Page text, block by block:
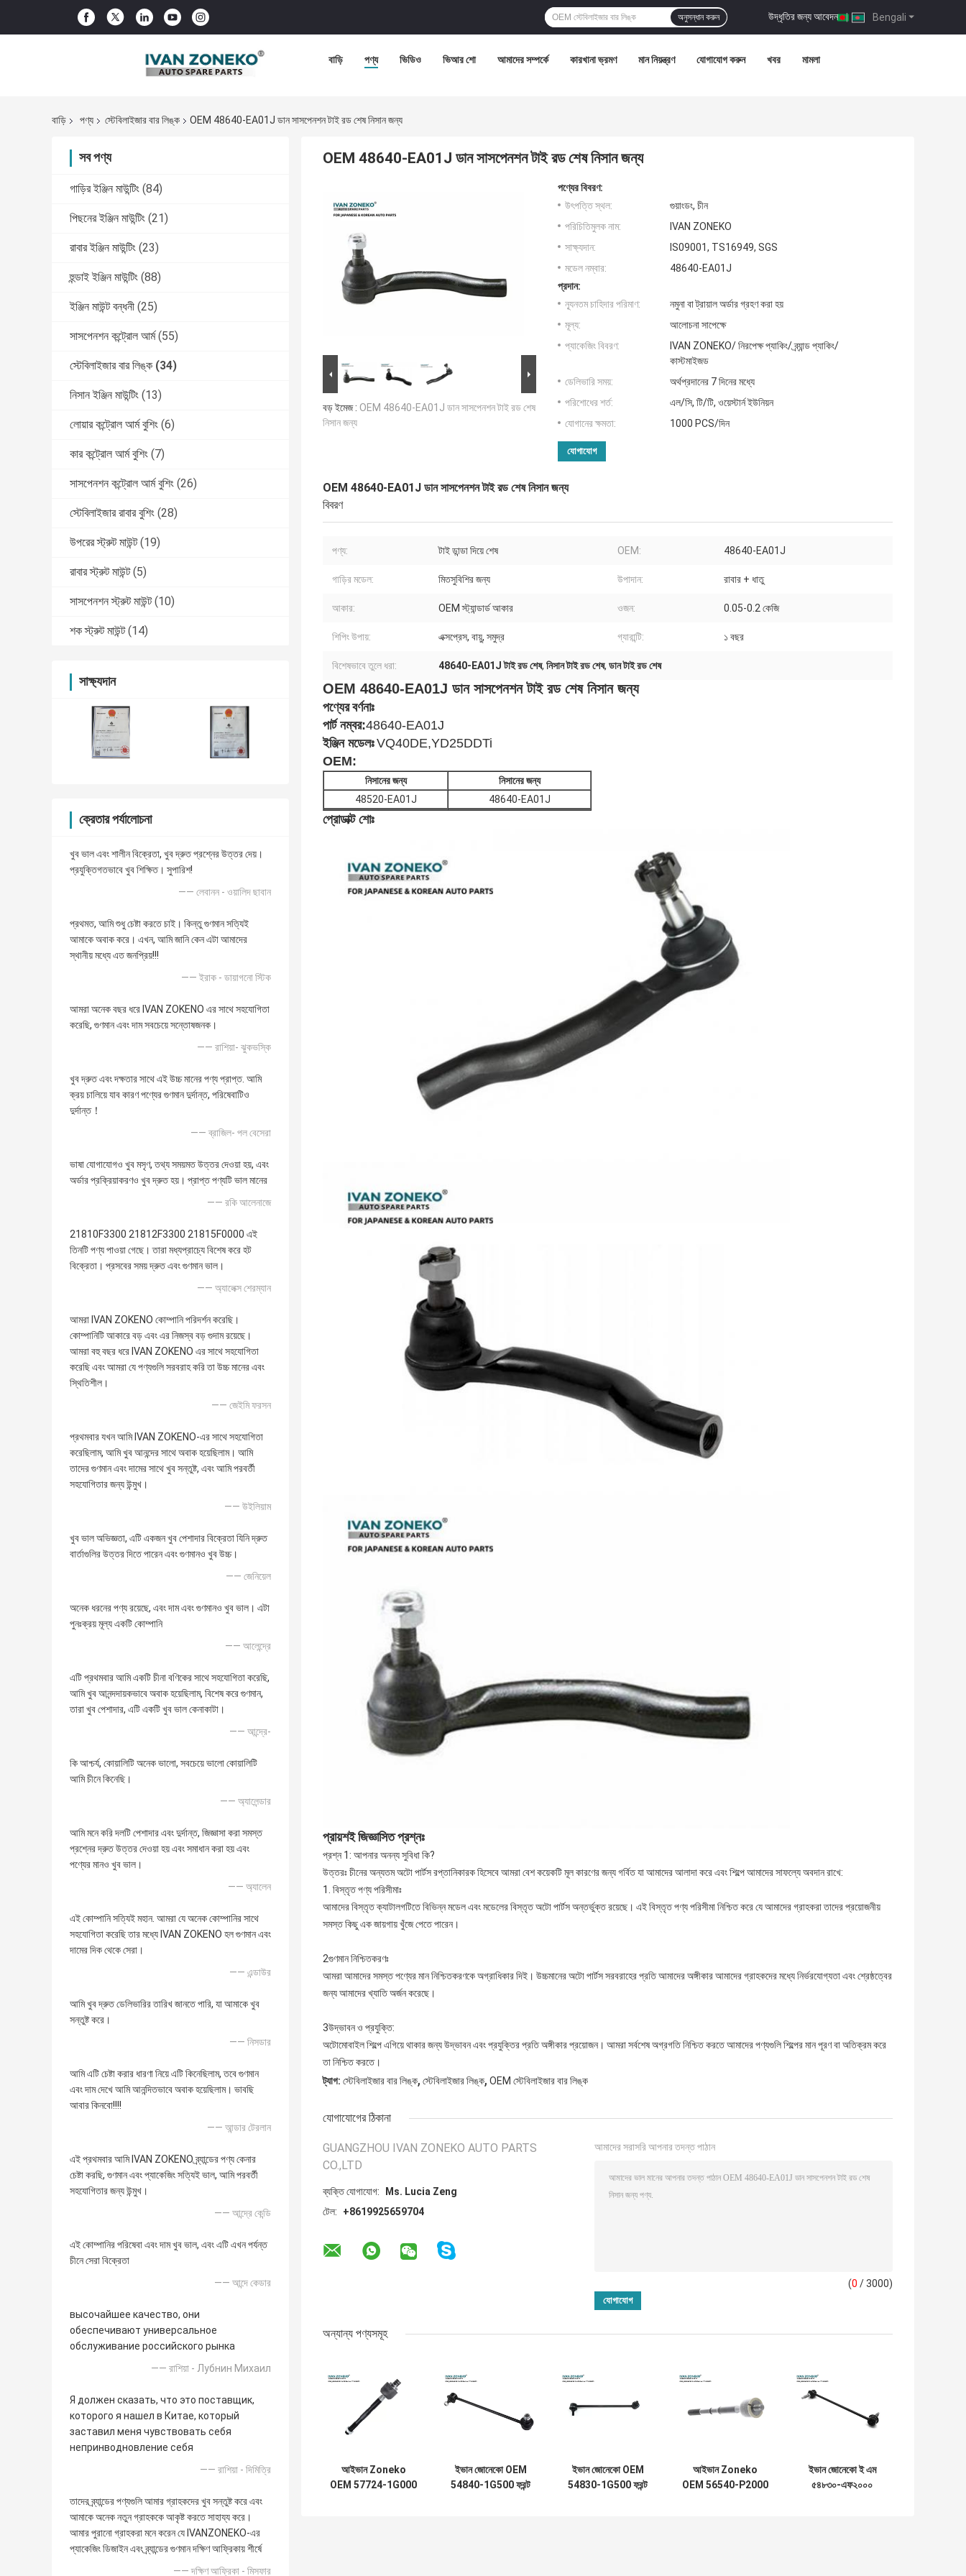
Bengali
উদ্ধৃতির জন্য আবেদন |
অনুসন্ধান করুন
বাড়ি পণ্য ভিডিও ভিআর শো আমাদের সম্পর্কে কারখানা ভ্রমণ মান নিয়ন্ত্রণ যোগাযোগ করুন খবর মামলা
বাড়ি পণ্য স্টেবিলাইজার বার লিঙ্ক OEM 48640-EA01J ডান সাসপেনশন টাই রড শেষ নিসান জন্য
সব পণ্য
গাড়ির ইঞ্জিন মাউন্টিং (84)
পিছনের ইঞ্জিন মাউন্টিং (21)
রাবার ইঞ্জিন মাউন্টিং (23)
হুন্ডাই ইঞ্জিন মাউন্টিং (88)
ইঞ্জিন মাউন্ট বন্ধনী (25)
সাসপেনশন কন্ট্রোল আর্ম (55)
স্টেবিলাইজার বার লিঙ্ক (34)
নিসান ইঞ্জিন মাউন্টিং (13)
লোয়ার কন্ট্রোল আর্ম বুশিং (6)
কার কন্ট্রোল আর্ম বুশিং (7)
সাসপেনশন কন্ট্রোল আর্ম বুশিং (26)
স্টেবিলাইজার রাবার বুশিং (28)
উপরের স্ট্রুট মাউন্ট (19)
রাবার স্ট্রুট মাউন্ট (5)
সাসপেনশন স্ট্রুট মাউন্ট (10)
শক স্ট্রুট মাউন্ট (14)
সাক্ষ্যদান
ক্রেতার পর্যালোচনা
খুব ভাল এবং শালীন বিক্রেতা, খুব দ্রুত প্রশ্নের উত্তর দেয়।
প্রযুক্তিগতভাবে খুব শিক্ষিত। সুপারিশ!
—— লেবানন - ওয়ালিদ ছাবান
প্রথমত, আমি শুধু চেষ্টা করতে চাই। কিন্তু গুণমান সত্যিই
আমাকে অবাক করে। এখন, আমি জানি কেন এটা আমাদের
স্থানীয় মধ্যে এত জনপ্রিয়!!!
—— ইরাক - ডায়াগনো স্টিক
আমরা অনেক বছর ধরে IVAN ZOKENO এর সাথে সহযোগিতা
করেছি, গুণমান এবং দাম সবচেয়ে সন্তোষজনক।
—— রাশিয়া- ঝুকভস্কি
খুব দ্রুত এবং দক্ষতার সাথে এই উচ্চ মানের পণ্য প্রাপ্ত. আমি
ক্রয় চালিয়ে যাব কারণ পণ্যের গুণমান দুর্দান্ত, পরিষেবাটিও
দুর্দান্ত！
—— ব্রাজিল- পল বেসেরা
ভাষা যোগাযোগও খুব মসৃণ, তথ্য সময়মত উত্তর দেওয়া হয়, এবং
অর্ডার প্রক্রিয়াকরণও খুব দ্রুত হয়। প্রাপ্ত পণ্যটি ভাল মানের
—— রকি আলেনাজে
21810F3300 21812F3300 21815F0000 এই
তিনটি পণ্য পাওয়া গেছে। তারা মধ্যপ্রাচ্যে বিশেষ করে হট
বিক্রেতা। প্রসবের সময় দ্রুত এবং গুণমান ভাল।
—— অ্যালেক্স শেরম্যান
আমরা IVAN ZOKENO কোম্পানি পরিদর্শন করেছি।
কোম্পানিটি আকারে বড় এবং এর নিজস্ব বড় গুদাম রয়েছে।
আমরা বহু বছর ধরে IVAN ZOKENO এর সাথে সহযোগিতা
করেছি এবং আমরা যে পণ্যগুলি সরবরাহ করি তা উচ্চ মানের এবং
স্থিতিশীল।
—— জেইমি ফরসন
প্রথমবার যখন আমি IVAN ZOKENO-এর সাথে সহযোগিতা
করেছিলাম, আমি খুব আনন্দের সাথে অবাক হয়েছিলাম। আমি
তাদের গুণমান এবং দামের সাথে খুব সন্তুষ্ট, এবং আমি পরবর্তী
সহযোগিতার জন্য উন্মুখ।
—— উইলিয়াম
খুব ভাল অভিজ্ঞতা, এটি একজন খুব পেশাদার বিক্রেতা যিনি দ্রুত
বার্তাগুলির উত্তর দিতে পারেন এবং গুণমানও খুব উচ্চ।
—— জেনিয়েল
অনেক ধরনের পণ্য রয়েছে, এবং দাম এবং গুণমানও খুব ভাল। এটা
পুনঃক্রয় মূল্য একটি কোম্পানি
—— আলেন্দ্রে
এটি প্রথমবার আমি একটি চীনা বণিকের সাথে সহযোগিতা করেছি,
আমি খুব আনন্দদায়কভাবে অবাক হয়েছিলাম, বিশেষ করে গুণমান,
তারা খুব পেশাদার, এটি একটি খুব ভাল কেনাকাটা।
—— আন্দ্রে-
কি আশ্চর্য, কোয়ালিটি অনেক ভালো, সবচেয়ে ভালো কোয়ালিটি
আমি চীনে কিনেছি।
—— অ্যালেন্ডার
আমি মনে করি দলটি পেশাদার এবং দুর্দান্ত, জিজ্ঞাসা করা সমস্ত
প্রশ্নের দ্রুত উত্তর দেওয়া হয় এবং সমাধান করা হয় এবং
পণ্যের মানও খুব ভাল।
—— অ্যালেন
এই কোম্পানি সত্যিই মহান. আমরা যে অনেক কোম্পানির সাথে
সহযোগিতা করেছি তার মধ্যে IVAN ZOKENO হল গুণমান এবং
দামের দিক থেকে সেরা।
—— এন্ডাউর
আমি খুব দ্রুত ডেলিভারির তারিখ জানতে পারি, যা আমাকে খুব
সন্তুষ্ট করে।
—— নিসডার
আমি এটি চেষ্টা করার ধারণা নিয়ে এটি কিনেছিলাম, তবে গুণমান
এবং দাম দেখে আমি আনন্দিতভাবে অবাক হয়েছিলাম। ভাবছি
আবার কিনবো!!!!
—— আন্ডার টেরলান
এই প্রথমবার আমি IVAN ZOKENO ব্র্যান্ডের পণ্য কেনার
চেষ্টা করছি, গুণমান এবং প্যাকেজিং সত্যিই ভাল, আমি পরবর্তী
সহযোগিতার জন্য উন্মুখ।
—— আন্দ্রে কেন্ডি
এই কোম্পানির পরিষেবা এবং দাম খুব ভাল, এবং এটি এখন পর্যন্ত
চীনে সেরা বিক্রেতা
—— আন্দে কেডার
высочайшее качество, они
обеспечивают универсальное
обслуживание российского рынка
—— রাশিয়া - Лубнин Михаил
Я должен сказать, что это поставщик,
которого я нашел в Китае, который
заставил меня чувствовать себя
непринводновление себя
—— রাশিয়া - দিমিত্রি
তাদের ব্র্যান্ডের পণ্যগুলি আমার গ্রাহকদের খুব সন্তুষ্ট করে এবং
আমাকে অনেক নতুন গ্রাহককে আকৃষ্ট করতে সাহায্য করে।
আমার পুরানো গ্রাহকরা মনে করেন যে IVANZONEKO-এর
প্যাকেজিং ডিজাইন এবং ব্র্যান্ডের গুণমান দক্ষিণ আফ্রিকায় শীর্ষে
—— দক্ষিণ আফ্রিকা - মিসফার
OEM 48640-EA01J ডান সাসপেনশন টাই রড শেষ নিসান জন্য
বড় ইমেজ : OEM 48640-EA01J ডান সাসপেনশন টাই রড শেষ
নিসান জন্য
পণ্যের বিবরণ:
উৎপত্তি স্থল:
গুয়াংডং, চীন
পরিচিতিমুলক নাম:
IVAN ZONEKO
সাক্ষ্যদান:
IS09001, TS16949, SGS
মডেল নম্বার:
48640-EA01J
প্রদান:
ন্যূনতম চাহিদার পরিমাণ:
নমুনা বা ট্রায়াল অর্ডার গ্রহণ করা হয়
মূল্য:
আলোচনা সাপেক্ষে
প্যাকেজিং বিবরণ:
IVAN ZONEKO/ নিরপেক্ষ প্যাকিং/ ব্র্যান্ড প্যাকিং/
কাস্টমাইজড
ডেলিভারি সময়:
অর্থপ্রদানের 7 দিনের মধ্যে
পরিশোধের শর্ত:
এল/সি, টি/টি, ওয়েস্টার্ন ইউনিয়ন
যোগানের ক্ষমতা:
1000 PCS/দিন
যোগাযোগ
OEM 48640-EA01J ডান সাসপেনশন টাই রড শেষ নিসান জন্য
বিবরণ
পণ্য: টাই ডান্ডা দিয়ে শেষ OEM: 48640-EA01J
গাড়ির মডেল: মিতসুবিশির জন্য উপাদান: রাবার + ধাতু
আকার: OEM স্ট্যান্ডার্ড আকার ওজন: 0.05-0.2 কেজি
শিপিং উপায়: এক্সপ্রেস, বায়ু, সমুদ্র গ্যারান্টি: ১ বছর
বিশেষভাবে তুলে ধরা: 48640-EA01J টাই রড শেষ, নিসান টাই রড শেষ, ডান টাই রড শেষ
OEM 48640-EA01J ডান সাসপেনশন টাই রড শেষ নিসান জন্য
পণ্যের বর্ণনাঃ
পার্ট নম্বর:48640-EA01J
ইঞ্জিন মডেলঃVQ40DE,YD25DDTi
OEM:
নিসানের জন্য
নিসানের জন্য
48520-EA01J
48640-EA01J
প্রোডাক্ট শোঃ
প্রায়শই জিজ্ঞাসিত প্রশ্নঃ
প্রশ্ন 1: আপনার অনন্য সুবিধা কি?
উত্তরঃ চীনের অন্যতম অটো পার্টস রপ্তানিকারক হিসেবে আমরা বেশ কয়েকটি মূল কারণের জন্য গর্বিত যা আমাদের আলাদা করে এবং শিল্পে আমাদের সাফল্যে অবদান রাখে:
1. বিস্তৃত পণ্য পরিসীমাঃ
আমাদের বিস্তৃত ক্যাটালগটিতে বিভিন্ন মডেল এবং মডেলের বিস্তৃত অটো পার্টস অন্তর্ভুক্ত রয়েছে। এই বিস্তৃত পণ্য পরিসীমা নিশ্চিত করে যে আমাদের গ্রাহকরা তাদের প্রয়োজনীয়
সমস্ত কিছু এক জায়গায় খুঁজে পেতে পারেন।
2গুণমান নিশ্চিতকরণঃ
আমরা আমাদের সমস্ত পণ্যের মান নিশ্চিতকরণকে অগ্রাধিকার দিই। উচ্চমানের অটো পার্টস সরবরাহের প্রতি আমাদের অঙ্গীকার আমাদের গ্রাহকদের মধ্যে নির্ভরযোগ্যতা এবং শ্রেষ্ঠত্বের
জন্য আমাদের খ্যাতি অর্জন করেছে।
3উদ্ভাবন ও প্রযুক্তি:
অটোমোবাইল শিল্পে এগিয়ে থাকার জন্য উদ্ভাবন এবং প্রযুক্তির প্রতি অঙ্গীকার প্রয়োজন। আমরা সর্বশেষ অগ্রগতি নিশ্চিত করতে আমাদের পণ্যগুলি শিল্পের মান পূরণ বা অতিক্রম করে
তা নিশ্চিত করতে।
ট্যাগ: স্টেবিলাইজার বার লিঙ্ক, স্টেবিলাইজার লিঙ্ক, OEM স্টেবিলাইজার বার লিঙ্ক
যোগাযোগের ঠিকানা
GUANGZHOU IVAN ZONEKO AUTO PARTS
CO.,LTD
ব্যক্তি যোগাযোগ:
Ms. Lucia Zeng
টেল:
+8619925659704
আমাদের সরাসরি আপনার তদন্ত পাঠান
(0 / 3000)
অন্যান্য পণ্যসমূহ
আইভান Zoneko
OEM 57724-1G000
ইভান জোনেকো OEM
54840-1G500 ফরন্ট
ইভান জোনেকো OEM
54830-1G500 ফরন্ট
আইভান Zoneko
OEM 56540-P2000
ইভান জোনেকো ই এম
৫৪৮৩০-এফ২০০০